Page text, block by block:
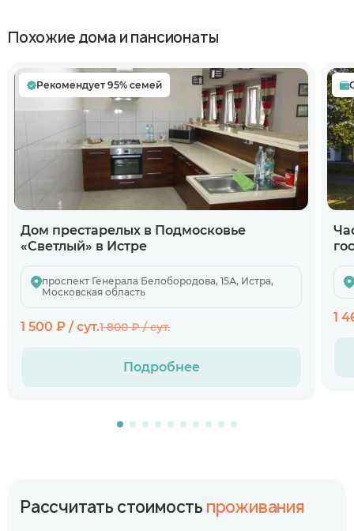
Похожие дома и пансионаты
Рекомендует 95% семей
Дом престарелых в Подмосковье
«Светлый» в Истре
проспект Генерала Белобородова, 15А, Истра,
Московская область
1 500 ₽ / сут.1 800 ₽ / сут.
Подробнее
1
Рассчитать стоимость проживания